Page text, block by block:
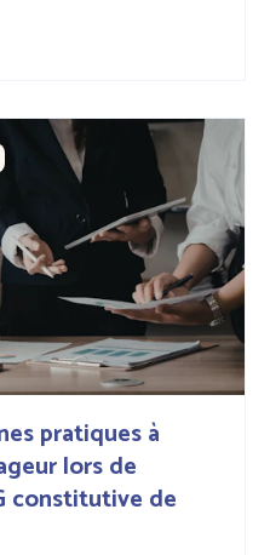
pratiques à
lors de
constitutive de